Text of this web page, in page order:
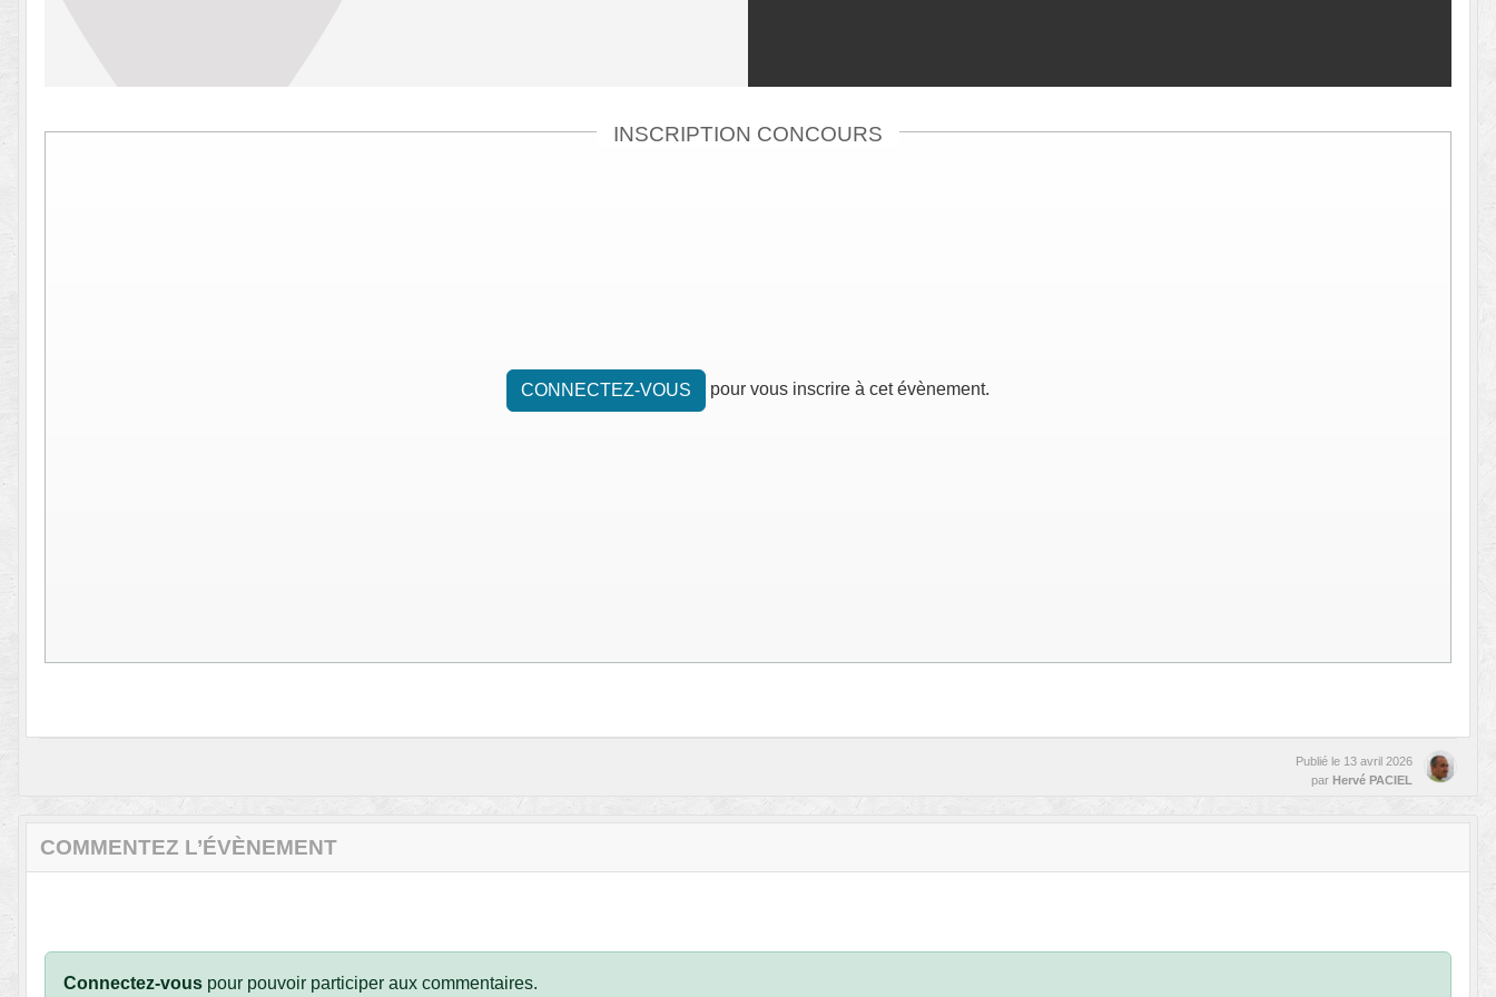
INSCRIPTION CONCOURS
CONNECTEZ-VOUS pour vous inscrire à cet évènement.
Publié le 13 avril 2026
par Hervé PACIEL
COMMENTEZ L’ÉVÈNEMENT
Connectez-vous pour pouvoir participer aux commentaires.